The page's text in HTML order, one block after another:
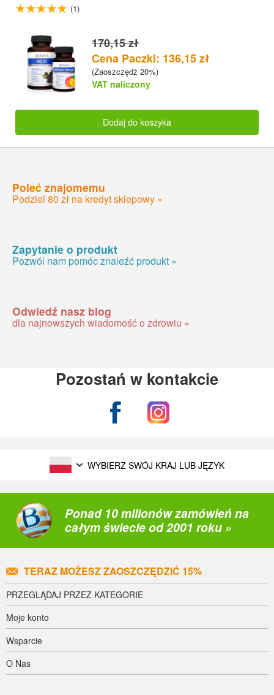
(1)
170,15 zł
Cena Paczki: 136,15 zł
(Zaoszczędź 20%)
VAT naliczony
Dodaj do koszyka
Poleć znajomemu
Podziel 80 zł na kredyt sklepowy »
Zapytanie o produkt
Pozwól nam pomóc znaleźć produkt »
Odwiedź nasz blog
dla najnowszych wiadomość o zdrowiu »
Pozostań w kontakcie
WYBIERZ SWÓJ KRAJ LUB JĘZYK
Ponad 10 milionów zamówień na
całym świecie od 2001 roku »
TERAZ MOŻESZ ZAOSZCZĘDZIĆ 15%
PRZEGLĄDAJ PRZEZ KATEGORIE
Moje konto
Wsparcie
O Nas